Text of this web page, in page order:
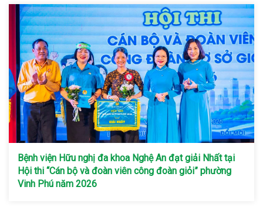
Bệnh viện Hữu nghị đa khoa Nghệ An đạt giải Nhất tại
Hội thi “Cán bộ và đoàn viên công đoàn giỏi” phường
Vinh Phú năm 2026